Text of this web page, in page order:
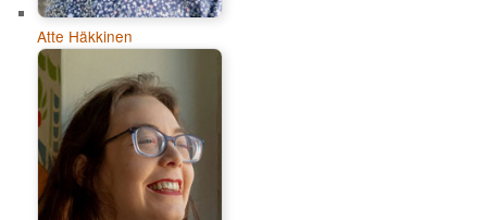
Atte Häkkinen